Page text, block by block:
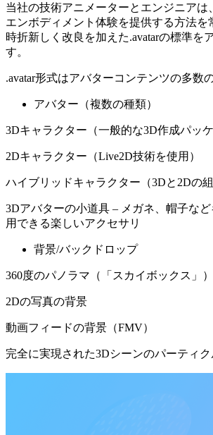
当社の技術アニメーターとエンジニアは
エンボディメント体験を提供する方法を
時折新しく改良を加えた.avatarの標準を
す。
.avatar形式はアバターコンテンツの多数
アバター（複数の種類）
3Dキャラクター（一般的な3D作成パッケ
2Dキャラクター（Live2D技術を使用）
ハイブリッドキャラクター（3Dと2Dの組
3Dアバターの小道具 – メガネ、帽子な
用できる楽しいアクセサリ
背景/バックドロップ
360度のパノラマ（「スカイボックス」）
2Dの写真の背景
動画フィードの背景（FMV）
完全に実現された3Dシーンのパーティ